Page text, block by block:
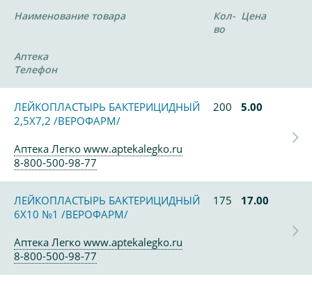
Наименование товара
Кол-
во
Цена
Аптека
Телефон
ЛЕЙКОПЛАСТЫРЬ БАКТЕРИЦИДНЫЙ
2,5Х7,2 /ВЕРОФАРМ/
200 5.00
Аптека Легко www.aptekalegko.ru
8-800-500-98-77
ЛЕЙКОПЛАСТЫРЬ БАКТЕРИЦИДНЫЙ
6X10 №1 /ВЕРОФАРМ/
175 17.00
Аптека Легко www.aptekalegko.ru
8-800-500-98-77